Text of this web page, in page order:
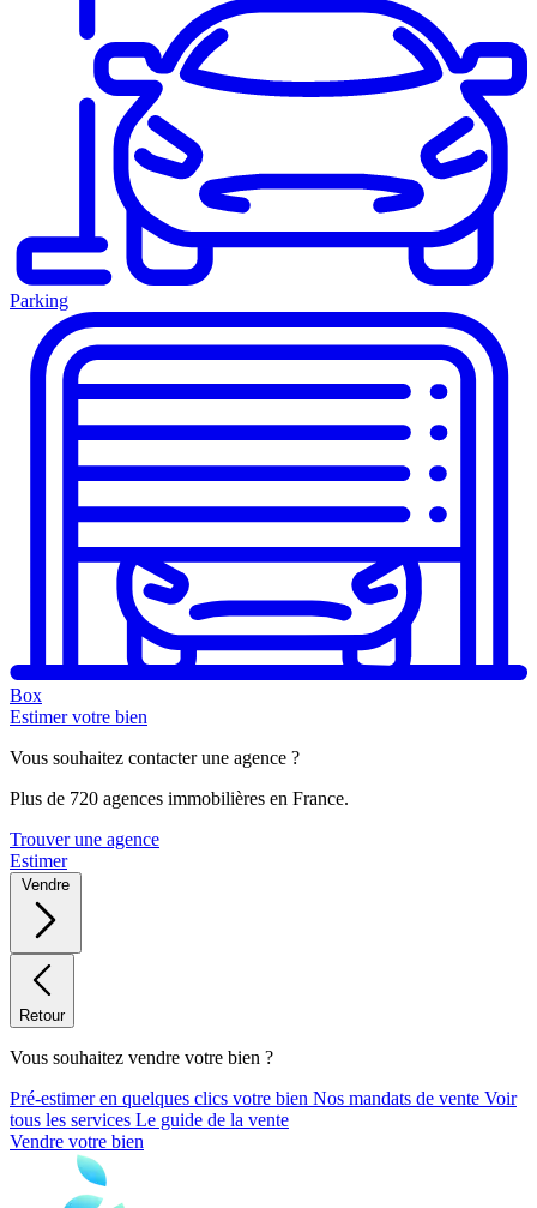
Parking
Box
Estimer votre bien
Vous souhaitez contacter une agence ?
Plus de 720 agences immobilières en France.
Trouver une agence
Estimer
Vendre
Retour
Vous souhaitez vendre votre bien ?
Pré-estimer en quelques clics votre bien Nos mandats de vente Voir
tous les services Le guide de la vente
Vendre votre bien